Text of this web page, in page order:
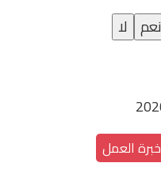
نعم لا
خبرة العمل